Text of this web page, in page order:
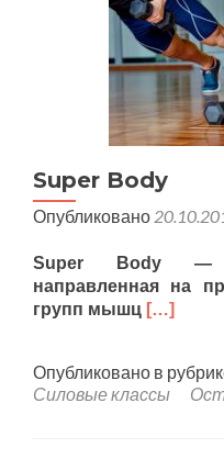
Super Body
Опубликовано
Super Body —
направленная на
групп мышц […]
Опубликовано в
Силовые классы